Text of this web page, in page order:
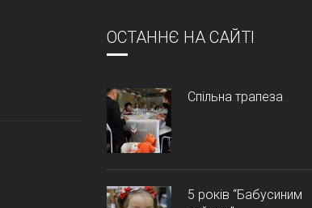
ОСТАННЄ НА САЙТІ
Спільна трапеза
5 років “Бабусиним